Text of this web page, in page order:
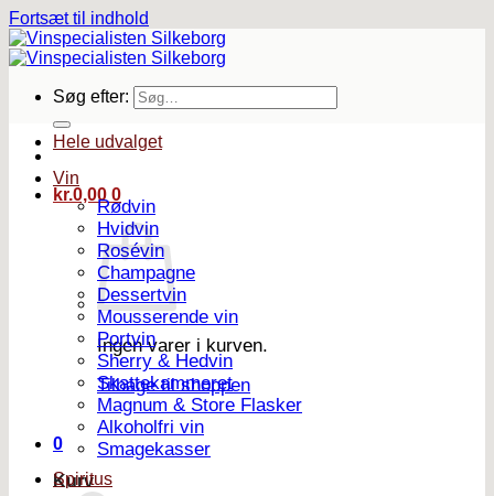
Fortsæt til indhold
Søg efter:
kr.0,00 0
Ingen varer i kurven.
Tilbage til shoppen
0
Kurv
Hele udvalget
Vin
Rødvin
Hvidvin
Rosévin
Champagne
Dessertvin
Mousserende vin
Portvin
Sherry & Hedvin
Skattekammeret
Magnum & Store Flasker
Alkoholfri vin
Smagekasser
Spiritus